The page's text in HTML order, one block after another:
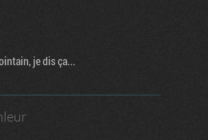
je dis ça...